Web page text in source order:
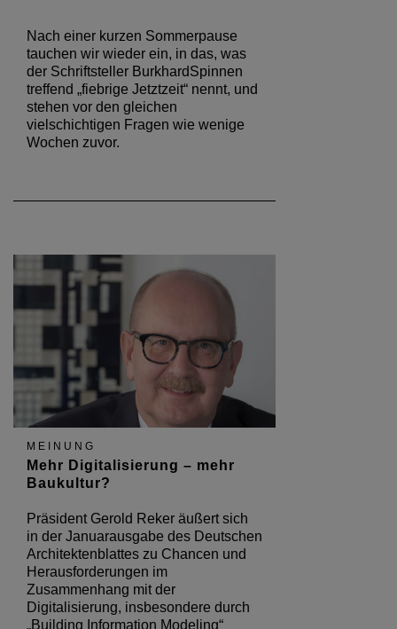
Nach einer kurzen Sommerpause
tauchen wir wieder ein, in das, was
der Schriftsteller BurkhardSpinnen
treffend „fiebrige Jetztzeit“ nennt, und
stehen vor den gleichen
vielschichtigen Fragen wie wenige
Wochen zuvor.
MEINUNG
Mehr Digitalisierung – mehr
Baukultur?
Präsident Gerold Reker äußert sich
in der Januarausgabe des Deutschen
Architektenblattes zu Chancen und
Herausforderungen im
Zusammenhang mit der
Digitalisierung, insbesondere durch
„Building Information Modeling“